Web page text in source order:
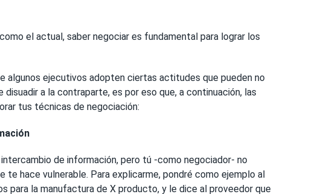
el actual, saber negociar es fundamental para lograr los
algunos ejecutivos adopten ciertas actitudes que pueden no
a la contraparte, es por eso que, a continuación, las
tus técnicas de negociación:
de información, pero tú -como negociador- no
te hace vulnerable. Para explicarme, pondré como ejemplo al
para la manufactura de X producto, y le dice al proveedor que